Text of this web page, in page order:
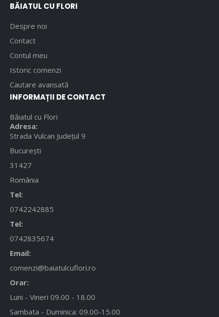
BĂIATUL CU FLORI
Despre noi
Contact
Contul meu
Istoric comenzi
Cautare avansată
INFORMAȚII DE CONTACT
Băiatul cu Flori
Adresa:
Strada Vulcan Județul 9
București
31427
România
Tel:
0742242885
Tel:
0742835674
Email:
comenzi@baiatulcuflori.ro
Orar:
Luni - Vineri 09.00 - 18.00
Sambata - Duminica: 09.00-15.00